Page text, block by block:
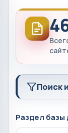
Поиск
Раздел базы